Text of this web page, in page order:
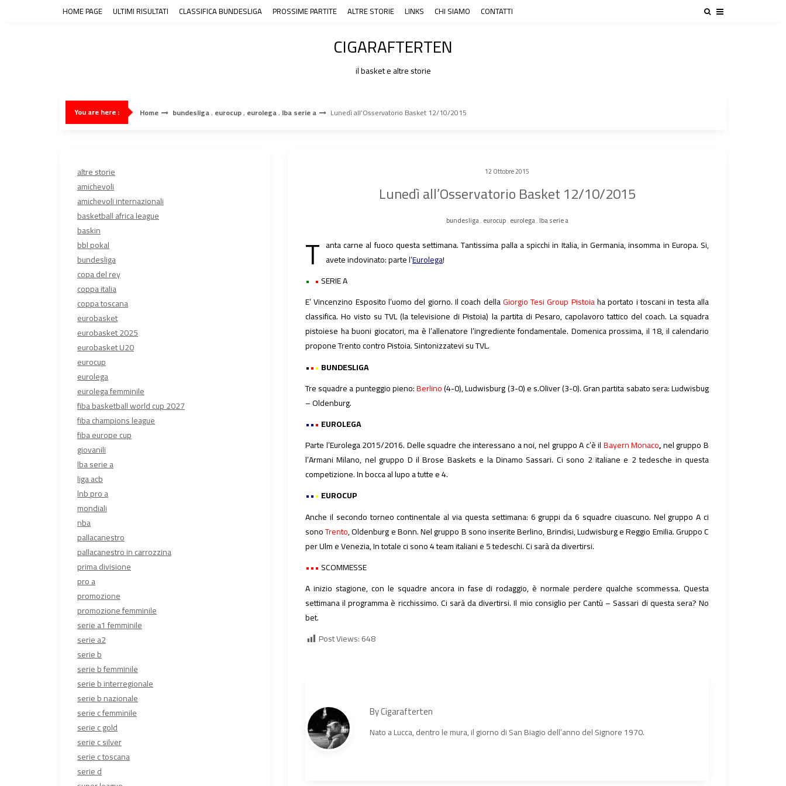
HOME PAGE ULTIMI RISULTATI CLASSIFICA BUNDESLIGA PROSSIME PARTITE ALTRE STORIE LINKS CHI SIAMO CONTATTI
CIGARAFTERTEN
il basket e altre storie
You are here : Home bundesliga, eurocup, eurolega, lba serie a Lunedì all’Osservatorio Basket 12/10/2015
12 Ottobre 2015
Lunedì all’Osservatorio Basket 12/10/2015
bundesliga. eurocup. eurolega. lba serie a
T anta carne al fuoco questa settimana. Tantissima palla a spicchi in Italia, in Germania, insomma in Europa. Si,
avete indovinato: parte l’Eurolega!
• •SERIE A
E’ Vincenzino Esposito l’uomo del giorno. Il coach dellaGiorgio Tesi Group Pistoiaha portato i toscani in testa alla
classifica. Ho visto su TVL (la televisione di Pistoia) la partita di Pesaro, capolavoro tattico del coach. La squadra
pistoiese ha buoni giocatori, ma è l’allenatore l’ingrediente fondamentale. Domenica prossima, il 18, il calendario
propone Trento contro Pistoia. Sintonizzatevi su TVL.
••• BUNDESLIGA
Tre squadre a punteggio pieno:Berlino(4-0), Ludwisburg (3-0) e s.Oliver (3-0). Gran partita sabato sera: Ludwisbug
– Oldenburg.
••• EUROLEGA
Parte l’Eurolega 2015/2016. Delle squadre che interessano a noi, nel gruppo A c’è ilBayern Monaco,nel gruppo B
l’Armani Milano, nel gruppo D il Brose Baskets e la Dinamo Sassari. Ci sono 2 italiane e 2 tedesche in questa
competizione. In bocca al lupo a tutte e 4.
••• EUROCUP
Anche il secondo torneo continentale al via questa settimana: 6 gruppi da 6 squadre ciuascuno. Nel gruppo A ci
sonoTrento, Oldenburg e Bonn. Nel gruppo B sono inserite Berlino, Brindisi, Ludwisburg e Reggio Emilia. Gruppo C
per Ulm e Venezia, In totale ci sono 4 team italiani e 5 tedeschi. Ci sarà da divertirsi.
•••SCOMMESSE
A inizio stagione, con le squadre ancora in fase di rodaggio, è normale perdere qualche scommessa. Questa
settimana il programma è ricchissimo. Ci sarà da divertirsi. Il mio consiglio per Cantù – Sassari di questa sera? No
bet.
Post Views:648
ByCigarafterten
Nato a Lucca, dentro le mura, il giorno di San Biagio dell’anno del Signore 1970.
altre storie
amichevoli
amichevoli internazionali
basketball africa league
baskin
bbl pokal
bundesliga
copa del rey
coppa italia
coppa toscana
eurobasket
eurobasket 2025
eurobasket U20
eurocup
eurolega
eurolega femminile
fiba basketball world cup 2027
fiba champions league
fiba europe cup
giovanili
lba serie a
liga acb
lnb pro a
mondiali
nba
pallacanestro
pallacanestro in carrozzina
prima divisione
pro a
promozione
promozione femminile
serie a1 femminile
serie a2
serie b
serie b femminile
serie b interregionale
serie b nazionale
serie c femminile
serie c gold
serie c silver
serie c toscana
serie d